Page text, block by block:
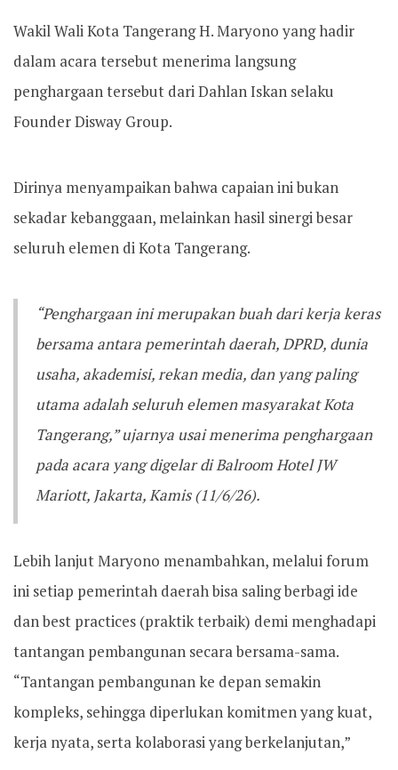
Wakil Wali Kota Tangerang H. Maryono yang hadir
dalam acara tersebut menerima langsung
penghargaan tersebut dari Dahlan Iskan selaku
Founder Disway Group.
Dirinya menyampaikan bahwa capaian ini bukan
sekadar kebanggaan, melainkan hasil sinergi besar
seluruh elemen di Kota Tangerang.
“Penghargaan ini merupakan buah dari kerja keras
bersama antara pemerintah daerah, DPRD, dunia
usaha, akademisi, rekan media, dan yang paling
utama adalah seluruh elemen masyarakat Kota
Tangerang,” ujarnya usai menerima penghargaan
pada acara yang digelar di Balroom Hotel JW
Mariott, Jakarta, Kamis (11/6/26).
Lebih lanjut Maryono menambahkan, melalui forum
ini setiap pemerintah daerah bisa saling berbagi ide
dan best practices (praktik terbaik) demi menghadapi
tantangan pembangunan secara bersama-sama.
“Tantangan pembangunan ke depan semakin
kompleks, sehingga diperlukan komitmen yang kuat,
kerja nyata, serta kolaborasi yang berkelanjutan,”